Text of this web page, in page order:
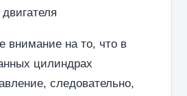
внимание на то, что в
цилиндрах
следовательно,